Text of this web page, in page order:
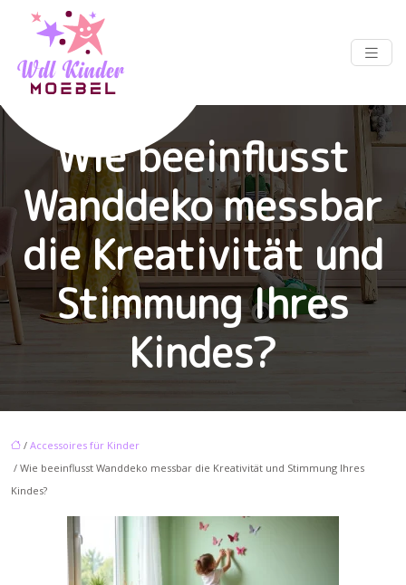
Wie beeinflusst
Wanddeko messbar
die Kreativität und
Stimmung Ihres
Kindes?
/ Accessoires für Kinder
/ Wie beeinflusst Wanddeko messbar die Kreativität und Stimmung Ihres
Kindes?